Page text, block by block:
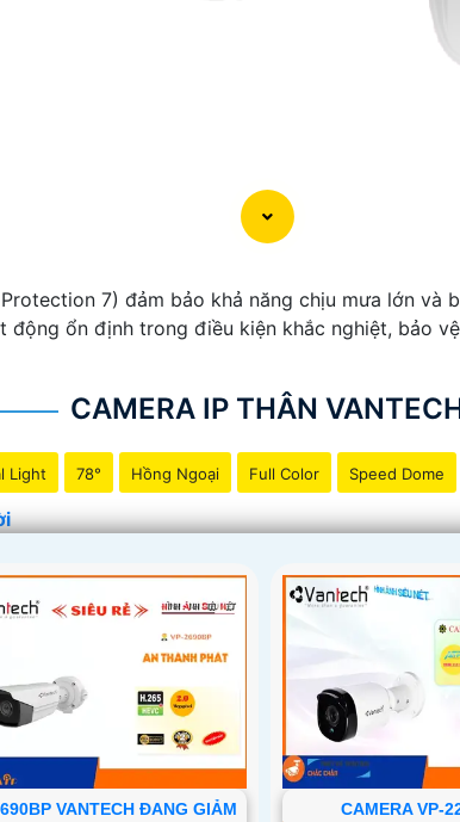
7) đảm bảo khả năng chịu mưa lớn
động ổn định trong điều kiện khắc nghiệt, bảo
CAMERA IP THÂN
Light 78° Hồng Ngoại Full Color Speed Dome
VANTECH ĐANG GIẢM
CAMERA VP-